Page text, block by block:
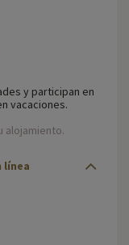
y participan en
vacaciones.
alojamiento.
línea